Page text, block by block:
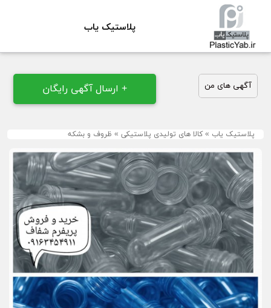
پلاستیک یاب
آگهی های من + ارسال آگهی رایگان
پلاستیک یاب » کالا های تولیدی پلاستیکی » ظروف و بشکه